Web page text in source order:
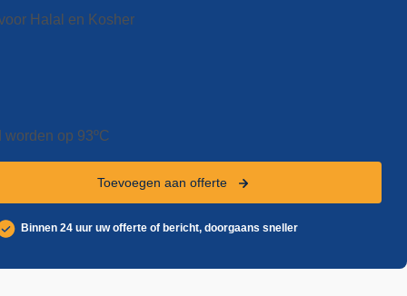
Halal en Kosher
worden op 93ºC
Toevoegen aan offerte
Binnen 24 uur uw offerte of bericht, doorgaans sneller